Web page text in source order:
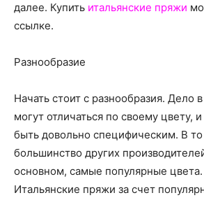
далее. Купить итальянские пряжи
ссылке.
Разнообразие
Начать стоит с разнообразия. Дело
могут отличаться по своему цвету,
быть довольно специфическим. В
большинство других
основном, самые популярные
Итальянские пряжи за счет